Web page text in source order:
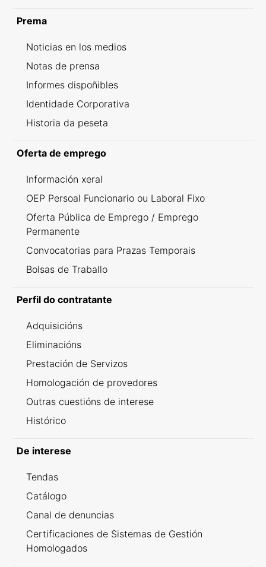
Prema
Noticias en los medios
Notas de prensa
Informes dispoñibles
Identidade Corporativa
Historia da peseta
Oferta de emprego
Información xeral
OEP Persoal Funcionario ou Laboral Fixo
Oferta Pública de Emprego / Emprego
Permanente
Convocatorias para Prazas Temporais
Bolsas de Traballo
Perfil do contratante
Adquisicións
Eliminacións
Prestación de Servizos
Homologación de provedores
Outras cuestións de interese
Histórico
De interese
Tendas
Catálogo
Canal de denuncias
Certificaciones de Sistemas de Gestión
Homologados